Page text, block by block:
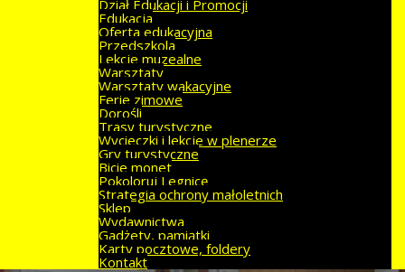
Dział Edukacji i Promocji
Edukacja
Oferta edukacyjna
Przedszkola
Lekcje muzealne
Warsztaty
Warsztaty wakacyjne
Ferie zimowe
Dorośli
Trasy turystyczne
Wycieczki i lekcje w plenerze
Gry turystyczne
Bicie monet
Pokoloruj Legnicę
Strategia ochrony małoletnich
Sklep
Wydawnictwa
Gadżety, pamiątki
Karty pocztowe, foldery
Kontakt